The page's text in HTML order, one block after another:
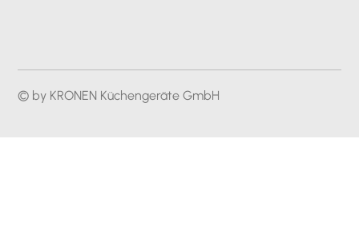
© by KRONEN Küchengeräte GmbH